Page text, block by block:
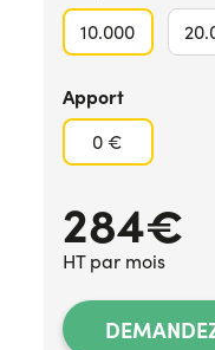
10.000
Apport
0 €
284€
HT par mois